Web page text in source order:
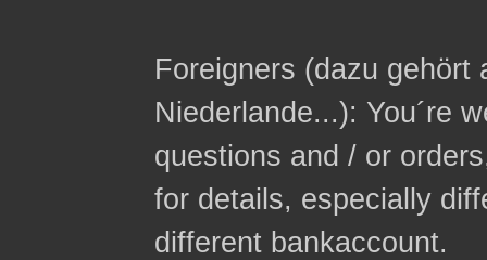
Foreigners (dazu gehört
Niederlande...): You´re
questions and / or
for details, especially
different bankaccount.